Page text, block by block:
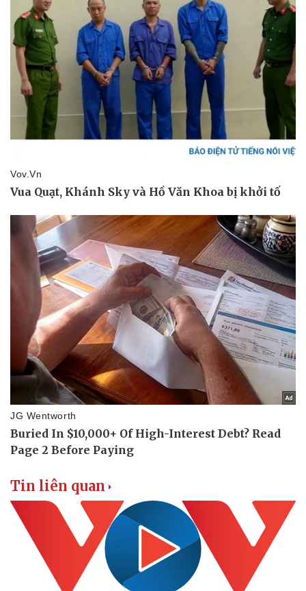
Doanh nghiệp
Thông tin doanh nghiệp
Doanh nghiệp 24h
Vì cộng đồng
Công nghệ
Sành điệu
Tin Công nghệ
Trải nghiệm
Tin liên quan